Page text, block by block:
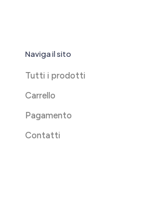
Naviga il sito
Tutti i prodotti
Carrello
Pagamento
Contatti